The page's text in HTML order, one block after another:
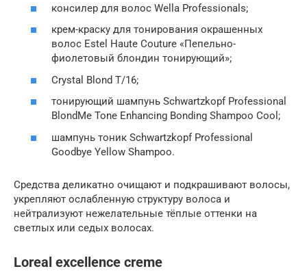
консилер для волос Wella Professionals;
крем-краску для тонирования окрашенных
волос Estel Haute Couture «Пепельно-
фиолетовый блондин тонирующий»;
Crystal Blond T/16;
тонирующий шампунь Schwartzkopf Professional
BlondMe Tone Enhancing Bonding Shampoo Cool;
шампунь тоник Schwartzkopf Professional
Goodbye Yellow Shampoo.
Средства деликатно очищают и подкрашивают волосы,
укрепляют ослабленную структуру волоса и
нейтрализуют нежелательные тёплые оттенки на
светлых или седых волосах.
Loreal excellence creme